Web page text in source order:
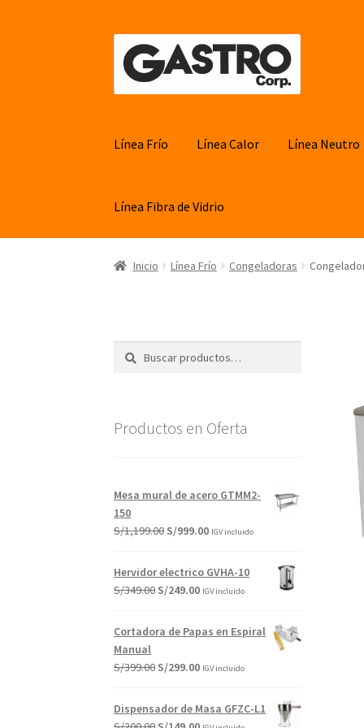
al
contenido
Línea Frío Línea Calor Línea Neutro
Línea Fibra de Vidrio
Inicio Línea Frío Congeladoras
Buscar
por:
Buscar
Productos en Oferta
Mesa mural de acero GTMM2-
150
S/1,199.00 El
original
era:
S/999.00El
actual
IGV incluido
Hervidor electrico GVHA-10
S/349.00 El
original
S/349.00.
S/249.00ElIGV incluido
Cortadora de Papas en Espiral
Manual
S/399.00 El
original
era:
S/299.00El
actual
IGV incluido
Dispensador de Masa GFZC-L1